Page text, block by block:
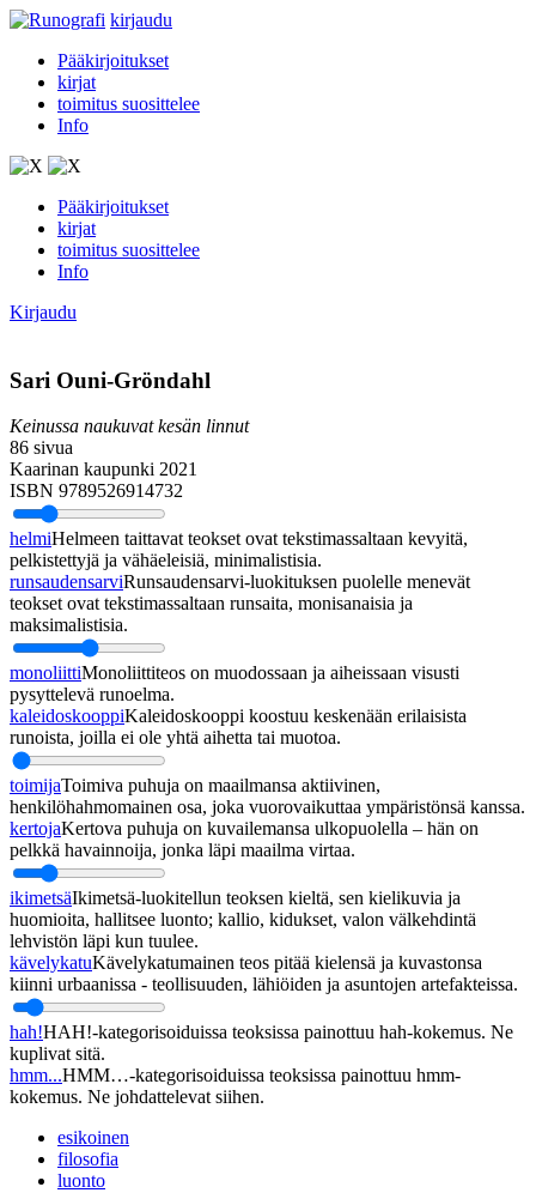
kirjaudu
Pääkirjoitukset
kirjat
toimitus suosittelee
Info
Pääkirjoitukset
kirjat
toimitus suosittelee
Info
Kirjaudu
Sari Ouni-Gröndahl
Keinussa naukuvat kesän linnut
86 sivua
Kaarinan kaupunki 2021
ISBN 9789526914732
helmiHelmeen taittavat teokset ovat tekstimassaltaan kevyitä,
pelkistettyjä ja vähäeleisiä, minimalistisia.
runsaudensarviRunsaudensarvi-luokituksen puolelle menevät
teokset ovat tekstimassaltaan runsaita, monisanaisia ja
maksimalistisia.
monoliittiMonoliittiteos on muodossaan ja aiheissaan visusti
pysyttelevä runoelma.
kaleidoskooppiKaleidoskooppi koostuu keskenään erilaisista
runoista, joilla ei ole yhtä aihetta tai muotoa.
toimijaToimiva puhuja on maailmansa aktiivinen,
henkilöhahmomainen osa, joka vuorovaikuttaa ympäristönsä kanssa.
kertojaKertova puhuja on kuvailemansa ulkopuolella – hän on
pelkkä havainnoija, jonka läpi maailma virtaa.
ikimetsäIkimetsä-luokitellun teoksen kieltä, sen kielikuvia ja
huomioita, hallitsee luonto; kallio, kidukset, valon välkehdintä
lehvistön läpi kun tuulee.
kävelykatuKävelykatumainen teos pitää kielensä ja kuvastonsa
kiinni urbaanissa - teollisuuden, lähiöiden ja asuntojen artefakteissa.
hah!HAH!-kategorisoiduissa teoksissa painottuu hah-kokemus. Ne
kuplivat sitä.
hmm...HMM…-kategorisoiduissa teoksissa painottuu hmm-
kokemus. Ne johdattelevat siihen.
esikoinen
filosofia
luonto